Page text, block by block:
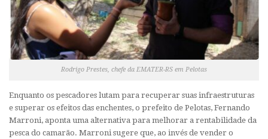
Rodrigo Prestes, chefe da EMATER-RS em Pelotas
Enquanto os pescadores lutam para recuperar suas infraestruturas
e superar os efeitos das enchentes, o prefeito de Pelotas, Fernando
Marroni, aponta uma alternativa para melhorar a rentabilidade da
pesca do camarão. Marroni sugere que, ao invés de vender o